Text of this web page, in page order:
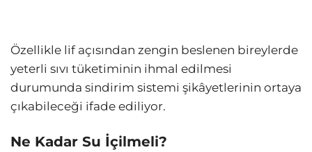
Özellikle lif açısından zengin beslenen bireylerde
yeterli sıvı tüketiminin ihmal edilmesi
durumunda sindirim sistemi şikâyetlerinin ortaya
çıkabileceği ifade ediliyor.
Ne Kadar Su İçilmeli?